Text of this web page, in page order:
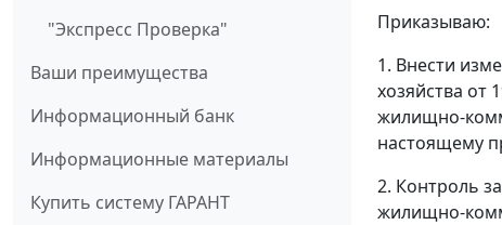
"Экспресс Проверка"
Ваши преимущества
Информационный банк
Информационные материалы
Купить систему ГАРАНТ
Приказываю:
1. Внести
хозяйства от
жилищно-
настоящему
2. Контроль
жилищно-